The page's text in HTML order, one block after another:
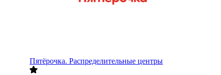
Пятёрочка. Распределительные центры